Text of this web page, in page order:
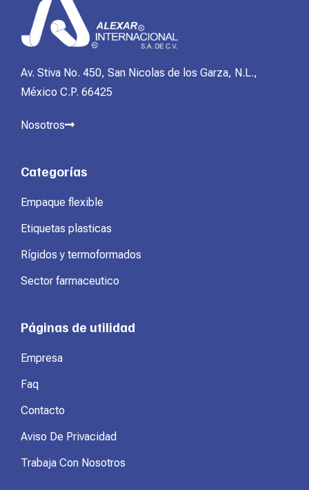
Av. Stiva No. 450, San Nicolas de los Garza, N.L.,
México C.P. 66425
Nosotros
Categorías
Empaque flexible
Etiquetas plasticas
Rígidos y termoformados
Sector farmaceutico
Páginas de utilidad
Empresa
Faq
Contacto
Aviso De Privacidad
Trabaja Con Nosotros